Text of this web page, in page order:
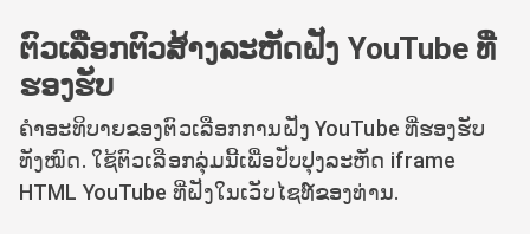
ຕົວເລືອກຕົວສ້າງລະຫັດຝັງ YouTube ທີ່
ຮອງຮັບ
ຄໍາອະທິບາຍຂອງຕົວເລືອກການຝັງ YouTube ທີ່ຮອງຮັບ
ທັງໝົດ. ໃຊ້ຕົວເລືອກລຸ່ມນີ້ເພື່ອປັບປຸງລະຫັດ iframe
HTML YouTube ທີ່ຝັງໃນເວັບໄຊທ໌ຂອງທ່ານ.